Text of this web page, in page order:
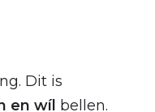
Dit is
en wíl bellen.